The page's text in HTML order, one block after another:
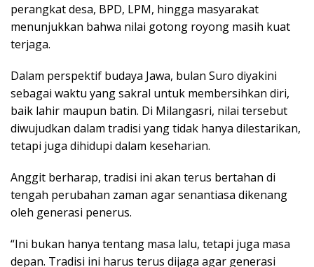
perangkat desa, BPD, LPM, hingga masyarakat
menunjukkan bahwa nilai gotong royong masih kuat
terjaga.
Dalam perspektif budaya Jawa, bulan Suro diyakini
sebagai waktu yang sakral untuk membersihkan diri,
baik lahir maupun batin. Di Milangasri, nilai tersebut
diwujudkan dalam tradisi yang tidak hanya dilestarikan,
tetapi juga dihidupi dalam keseharian.
Anggit berharap, tradisi ini akan terus bertahan di
tengah perubahan zaman agar senantiasa dikenang
oleh generasi penerus.
“Ini bukan hanya tentang masa lalu, tetapi juga masa
depan. Tradisi ini harus terus dijaga agar generasi